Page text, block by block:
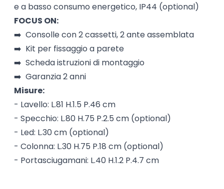
e a basso consumo energetico, IP44 (optional)
FOCUS ON:
➡️ Consolle con 2 cassetti, 2 ante assemblata
➡️ Kit per fissaggio a parete
➡️ Scheda istruzioni di montaggio
➡️ Garanzia 2 anni
Misure:
- Lavello: L.81 H.1.5 P.46 cm
- Specchio: L.80 H.75 P.2.5 cm (optional)
- Led: L.30 cm (optional)
- Colonna: L.30 H.75 P.18 cm (optional)
- Portasciugamani: L.40 H.1.2 P.4.7 cm